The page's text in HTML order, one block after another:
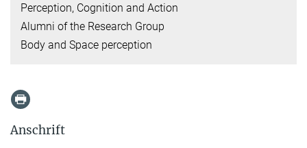
Perception, Cognition and Action
Alumni of the Research Group
Body and Space perception
Anschrift